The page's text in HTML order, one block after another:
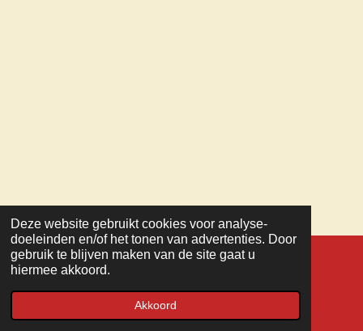
Deze website gebruikt cookies voor analyse-
doeleinden en/of het tonen van advertenties. Door
gebruik te blijven maken van de site gaat u
hiermee akkoord.
Akkoord
TOP